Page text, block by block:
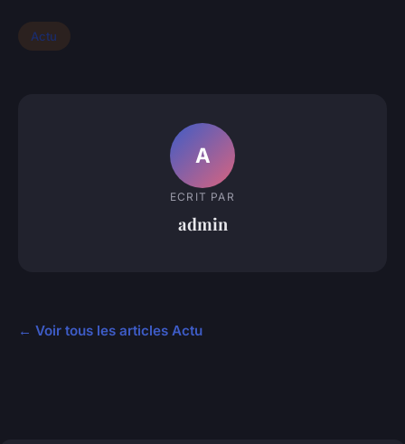
Actu
A
ECRIT PAR
admin
← Voir tous les articles Actu